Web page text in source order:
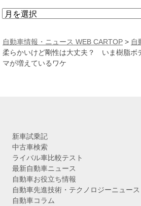
ア
カ
イ
ブ
自動車情報・ニュース WEB CARTOP > 自
柔らかいけど剛性は大丈夫？ いま樹脂ボ
マが増えているワケ
新車試乗記
中古車検索
ライバル車比較テスト
最新自動車ニュース
自動車お役立ち情報
自動車先進技術・テクノロジーニュース
自動車コラム